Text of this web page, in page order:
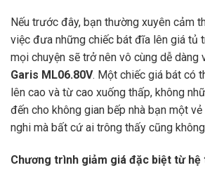
Nếu trước đây, bạn thường xuyên cảm
việc đưa những chiếc bát đĩa lên giá tủ
mọi chuyện sẽ trở nên vô cùng dễ dàng
Garis ML06.80V. Một chiếc giá bát có
lên cao và từ cao xuống thấp, không
đến cho không gian bếp nhà bạn một
nghi mà bất cứ ai trông thấy cũng
Chương trình giảm giá đặc biệt từ hệ